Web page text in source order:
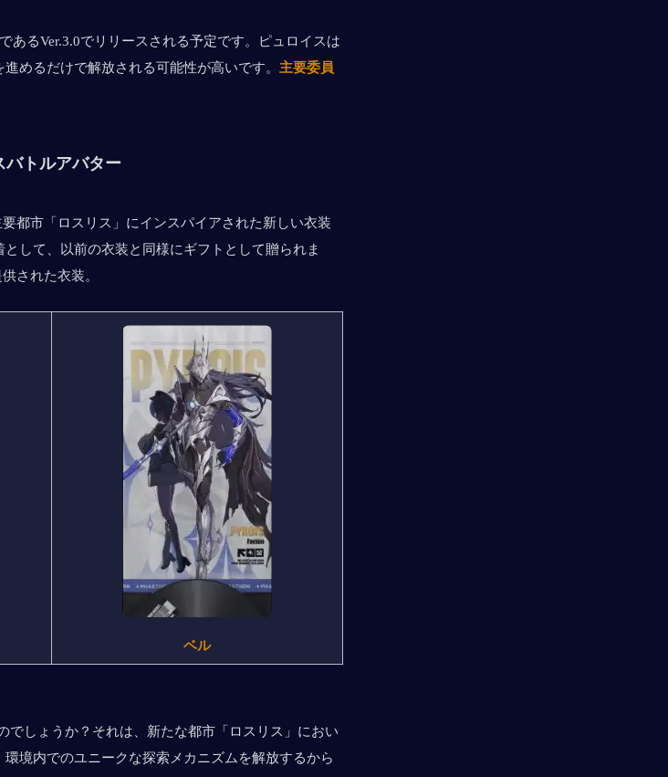
あるVer.3.0でリリースされる予定です。ピュロイスは
めるだけで解放される可能性が高いです。 主要委員
バトルアバター
都市「ロスリス」にインスパイアされた新しい衣装
して、以前の衣装と同様にギフトとして贈られま
された衣装。
ベル
でしょうか？それは、新たな都市「ロスリス」におい
境内でのユニークな探索メカニズムを解放するから